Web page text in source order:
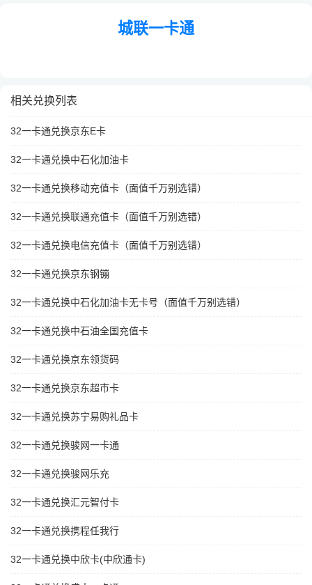
城联一卡通
相关兑换列表
32一卡通兑换京东E卡
32一卡通兑换中石化加油卡
32一卡通兑换移动充值卡（面值千万别选错）
32一卡通兑换联通充值卡（面值千万别选错）
32一卡通兑换电信充值卡（面值千万别选错）
32一卡通兑换京东钢镚
32一卡通兑换中石化加油卡无卡号（面值千万别选错）
32一卡通兑换中石油全国充值卡
32一卡通兑换京东领货码
32一卡通兑换京东超市卡
32一卡通兑换苏宁易购礼品卡
32一卡通兑换骏网一卡通
32一卡通兑换骏网乐充
32一卡通兑换汇元智付卡
32一卡通兑换携程任我行
32一卡通兑换中欣卡(中欣通卡)